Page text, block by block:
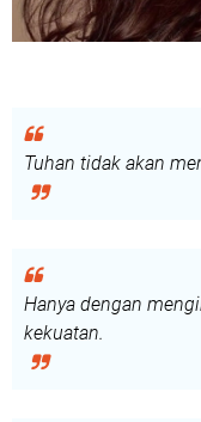
Tuhan tidak akan
Hanya dengan
kekuatan.